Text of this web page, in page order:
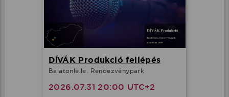
DÍVÁK Produkció fellépés
Balatonlelle, Rendezvénypark
2026.07.31 20:00 UTC+2